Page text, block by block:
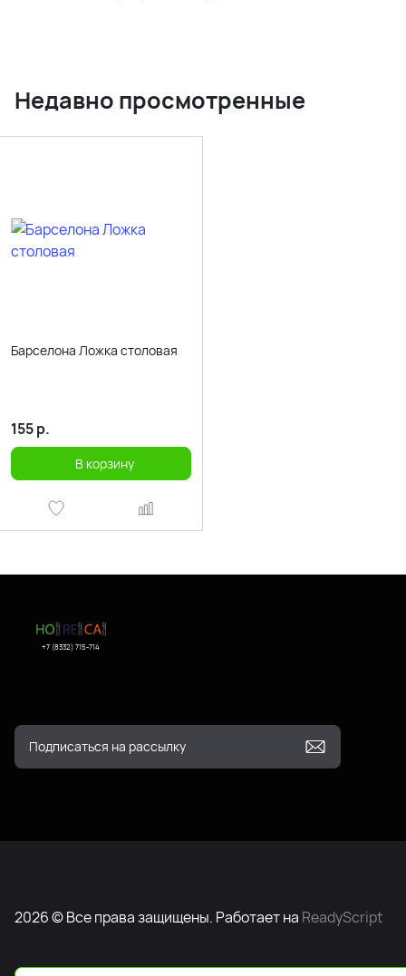
Недавно просмотренные
Барселона Ложка столовая
155р.
В корзину
+7 (8332) 715-714
2026 © Все права защищены. Работает на ReadyScript